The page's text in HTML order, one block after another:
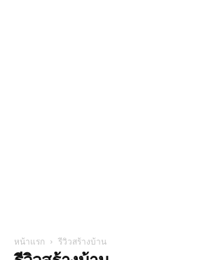
หน้าแรก รีวิวสร้างบ้าน